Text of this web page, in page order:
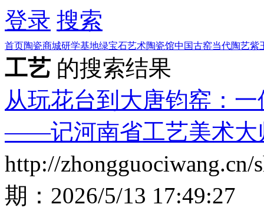
登录 搜索
首页陶瓷商城研学基地绿宝石艺术陶瓷馆中国古窑当代陶艺紫
工艺的搜索结果
从玩花台到大唐钧窑：
——记河南省工艺美术大
http://zhongguociwang.cn/
期： 2026/5/13 17:49:27